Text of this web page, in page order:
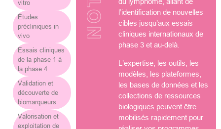
vitro
Études
précliniques in
vivo
Essais cliniques
de la phase 1 à
la phase 4
Validation et
découverte de
biomarqueurs
Valorisation et
exploitation de
l’identification de nouvelles
cibles jusqu’aux essais
cliniques internationaux de
phase 3 et au-delà.
L’expertise, les outils, les
modèles, les plateformes,
les bases de données et les
collections de ressources
biologiques peuvent être
mobilisés rapidement pour